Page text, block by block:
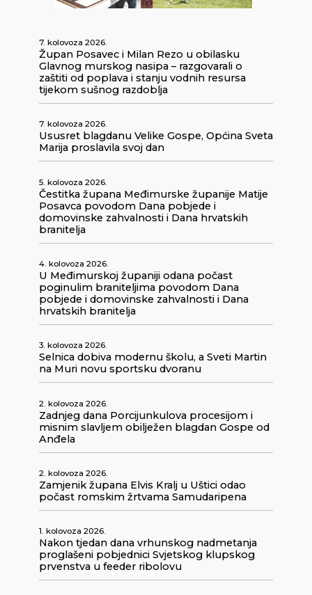
7. kolovoza 2026.
Župan Posavec i Milan Rezo u obilasku
Glavnog murskog nasipa – razgovarali o
zaštiti od poplava i stanju vodnih resursa
tijekom sušnog razdoblja
7. kolovoza 2026.
Ususret blagdanu Velike Gospe, Općina Sveta
Marija proslavila svoj dan
5. kolovoza 2026.
Čestitka župana Međimurske županije Matije
Posavca povodom Dana pobjede i
domovinske zahvalnosti i Dana hrvatskih
branitelja
4. kolovoza 2026.
U Međimurskoj županiji odana počast
poginulim braniteljima povodom Dana
pobjede i domovinske zahvalnosti i Dana
hrvatskih branitelja
3. kolovoza 2026.
Selnica dobiva modernu školu, a Sveti Martin
na Muri novu sportsku dvoranu
2. kolovoza 2026.
Zadnjeg dana Porcijunkulova procesijom i
misnim slavljem obilježen blagdan Gospe od
Anđela
2. kolovoza 2026.
Zamjenik župana Elvis Kralj u Uštici odao
počast romskim žrtvama Samudaripena
1. kolovoza 2026.
Nakon tjedan dana vrhunskog nadmetanja
proglašeni pobjednici Svjetskog klupskog
prvenstva u feeder ribolovu